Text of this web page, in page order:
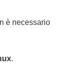
è necessario
.